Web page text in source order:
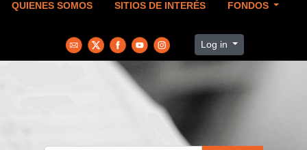
QUIENES SOMOS SITIOS DE INTERÉS FONDOS
Log in